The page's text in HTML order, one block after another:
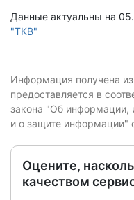
Данные актуальны на
"ТКВ"
Информация получена
предоставляется в
закона "Об информации,
и о защите информации"
Оцените,
качеством